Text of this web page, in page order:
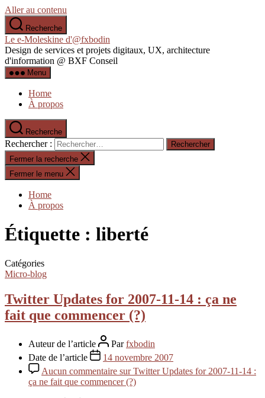
Aller au contenu
Recherche
Le e-Moleskine d'@fxbodin
Design de services et projets digitaux, UX, architecture
d'information @ BXF Conseil
Menu
Home
À propos
Recherche
Rechercher :
Fermer la recherche
Fermer le menu
Home
À propos
Étiquette : liberté
Catégories
Micro-blog
Twitter Updates for 2007-11-14 : ça ne
fait que commencer (?)
Auteur de l’article Parfxbodin
Date de l’article
14 novembre 2007
Aucun commentaire sur Twitter Updates for 2007-11-14 :
ça ne fait que commencer (?)